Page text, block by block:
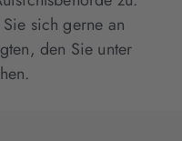
sich gerne an
den Sie unter